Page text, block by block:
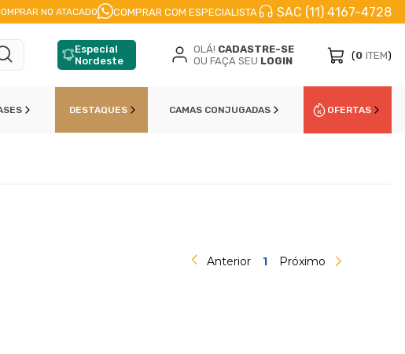
FRETE A JATOENVIO IMEDIATO PARCELE EM
NO ATACADO COMPRAR COM ESPECIALISTA SAC (11) 4167-4728
Especial
Nordeste
OLÁ! CADASTRE-SE
OU FAÇA SEU LOGIN (0 ITEM)
DESTAQUES CAMAS CONJUGADAS OFERTAS
Anterior 1 Próximo